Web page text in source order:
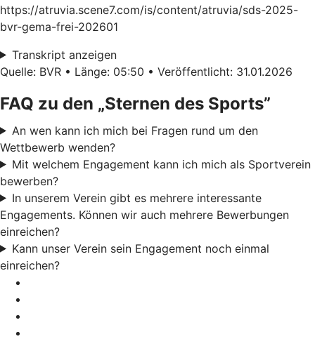
https://atruvia.scene7.com/is/content/atruvia/sds-2025-
bvr-gema-frei-202601
Transkript anzeigen
Quelle: BVR • Länge: 05:50 • Veröffentlicht: 31.01.2026
FAQ zu den „Sternen des Sports”
An wen kann ich mich bei Fragen rund um den
Wettbewerb wenden?
Mit welchem Engagement kann ich mich als Sportverein
bewerben?
In unserem Verein gibt es mehrere interessante
Engagements. Können wir auch mehrere Bewerbungen
einreichen?
Kann unser Verein sein Engagement noch einmal
einreichen?